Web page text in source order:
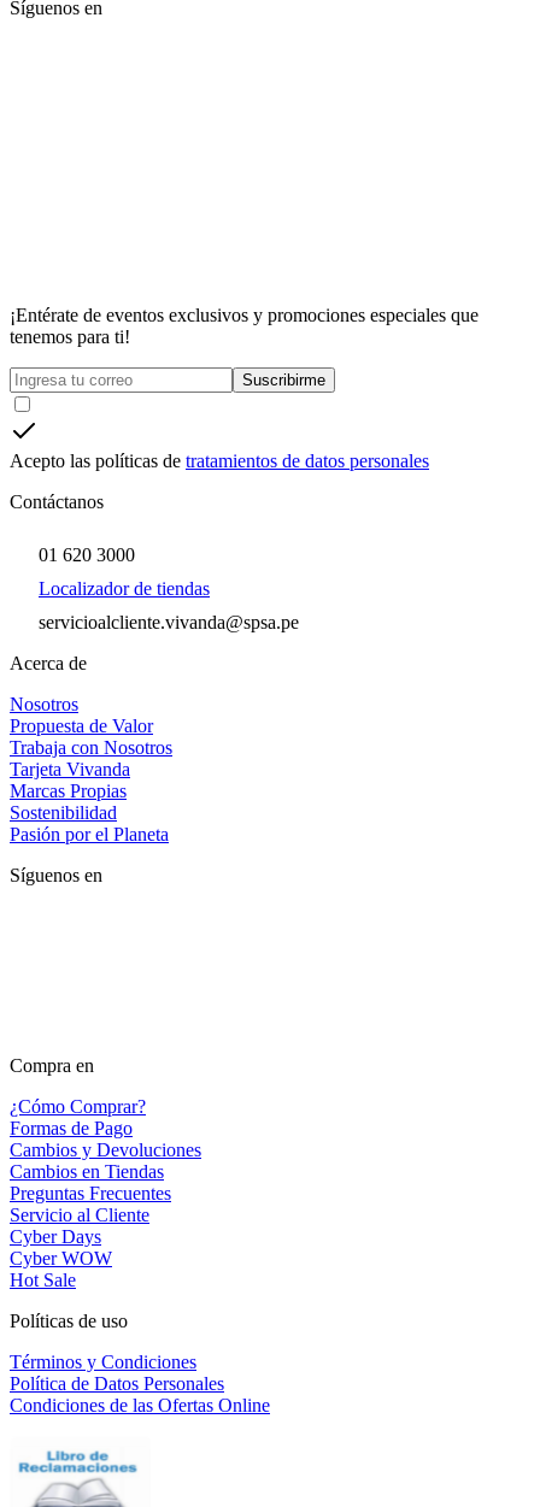
Síguenos en
¡Entérate de eventos exclusivos y promociones especiales que
tenemos para ti!
Suscribirme
Acepto las políticas de tratamientos de datos personales
Contáctanos
01 620 3000
Localizador de tiendas
servicioalcliente.vivanda@spsa.pe
Acerca de
Nosotros
Propuesta de Valor
Trabaja con Nosotros
Tarjeta Vivanda
Marcas Propias
Sostenibilidad
Pasión por el Planeta
Síguenos en
Compra en
¿Cómo Comprar?
Formas de Pago
Cambios y Devoluciones
Cambios en Tiendas
Preguntas Frecuentes
Servicio al Cliente
Cyber Days
Cyber WOW
Hot Sale
Políticas de uso
Términos y Condiciones
Política de Datos Personales
Condiciones de las Ofertas Online